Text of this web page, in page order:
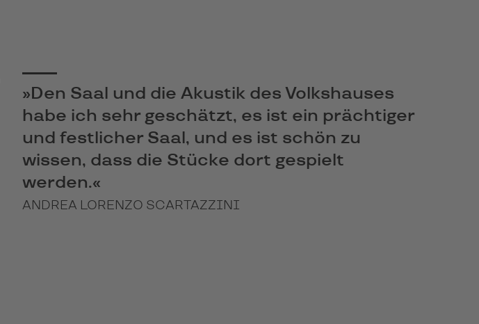
»Den Saal und die Akustik des Volkshauses
habe ich sehr geschätzt, es ist ein prächtiger
und festlicher Saal, und es ist schön zu
wissen, dass die Stücke dort gespielt
werden.«
ANDREA LORENZO SCARTAZZINI